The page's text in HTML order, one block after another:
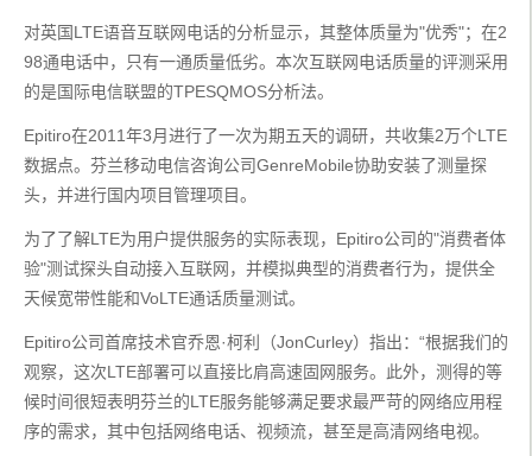
对英国LTE语音互联网电话的分析显示，其整体质量为"优秀"；在2
98通电话中，只有一通质量低劣。本次互联网电话质量的评测采用
的是国际电信联盟的TPESQMOS分析法。
Epitiro在2011年3月进行了一次为期五天的调研，共收集2万个LTE
数据点。芬兰移动电信咨询公司GenreMobile协助安装了测量探
头，并进行国内项目管理项目。
为了了解LTE为用户提供服务的实际表现，Epitiro公司的"消费者体
验"测试探头自动接入互联网，并模拟典型的消费者行为，提供全
天候宽带性能和VoLTE通话质量测试。
Epitiro公司首席技术官乔恩·柯利（JonCurley）指出：“根据我们的
观察，这次LTE部署可以直接比肩高速固网服务。此外，测得的等
候时间很短表明芬兰的LTE服务能够满足要求最严苛的网络应用程
序的需求，其中包括网络电话、视频流，甚至是高清网络电视。